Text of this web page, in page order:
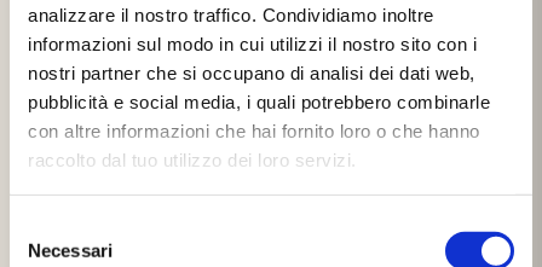
analizzare il nostro traffico. Condividiamo inoltre
informazioni sul modo in cui utilizzi il nostro sito con i
nostri partner che si occupano di analisi dei dati web,
pubblicità e social media, i quali potrebbero combinarle
con altre informazioni che hai fornito loro o che hanno
raccolto dal tuo utilizzo dei loro servizi.
delNecessari
Doppio concentrato di pomodoro (7%), Sale, Zucchero
Può contenere: SOIA, LUPINI, SENAPE.
6,90€
Esaurito